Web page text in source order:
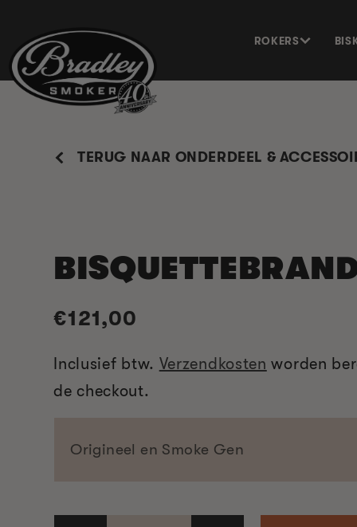
CONTENT
ROKERS
TERUG NAAR ONDERDEEL &
Normale
€121,00
Inclusief btw. Verzendkosten worden
de checkout.